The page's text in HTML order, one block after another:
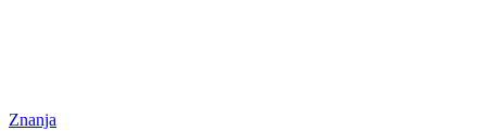
Znanja